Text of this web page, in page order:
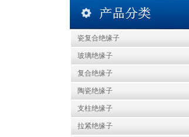
瓷复合绝缘子
玻璃绝缘子
复合绝缘子
陶瓷绝缘子
支柱绝缘子
拉紧绝缘子